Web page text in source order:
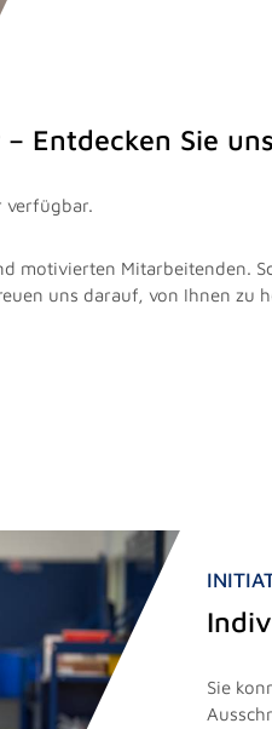
Entdecken Sie
verfügbar.
motivierten Mitarbeitenden.
uns darauf, von Ihnen zu
Sie